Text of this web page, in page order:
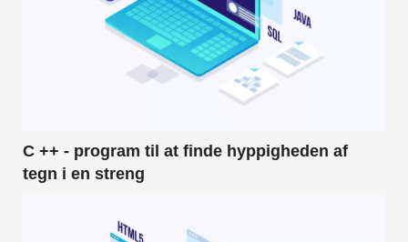
C ++ - program til at finde hyppigheden af ​​
tegn i en streng